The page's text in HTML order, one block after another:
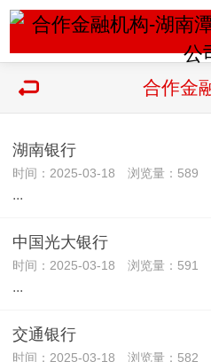
合作金
湖南银行
时间：2025-03-18 浏览量：589
...
中国光大银行
时间：2025-03-18 浏览量：591
...
交通银行
时间：2025-03-18 浏览量：582